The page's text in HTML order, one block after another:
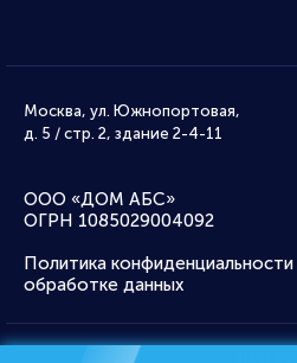
Москва, ул. Южнопортовая,
д. 5 / стр. 2, здание 2-4-11
ООО «ДОМ АБС»
ОГРН 1085029004092
Политика конфиденциальности
обработке данных